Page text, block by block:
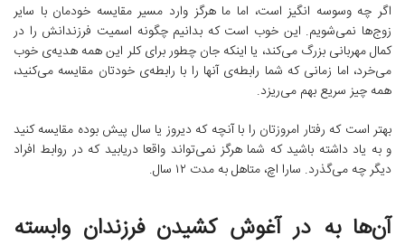
اگر چه وسوسه انگیز است، اما ما هرگز وارد مسیر مقایسه خودمان با سایر
زوج‌ها نمی‌شویم. این خوب است که بدانیم چگونه اسمیت فرزندانش را در
کمال مهربانی بزرگ می‌کند، یا اینکه جان چطور برای کلر این همه هدیه‌ی خوب
می‌خرد، اما زمانی ‌که شما رابطه‌ی آنها را با رابطه‌ی خودتان مقایسه می‌کنید،
همه چیز سریع بهم‌ می‌ریزد.
بهتر است که رفتار امروزتان را با آنچه که دیروز یا سال پیش بوده مقایسه کنید
و به یاد داشته باشید که شما هرگز نمی‌تواند واقعا دریابید که در روابط افراد
دیگر چه می‌گذرد. سارا اچ، متاهل به مدت ۱۲ سال.
آن‌ها به در آغوش کشیدن فرزندان وابسته